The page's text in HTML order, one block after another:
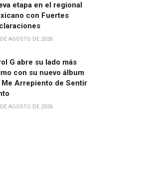
etapa en el regional
con Fuertes
AGOSTO DE 2026
G abre su lado más
con su nuevo álbum
Me Arrepiento de Sentir
AGOSTO DE 2026